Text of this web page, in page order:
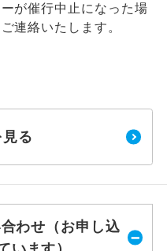
が催行中止になった場
連絡いたします。
る
わせ（お申し込